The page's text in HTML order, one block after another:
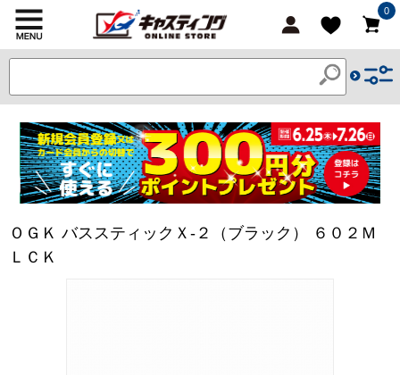
0
ＯＧＫ バススティックＸ-２（ブラック） ６０２Ｍ
ＬＣＫ